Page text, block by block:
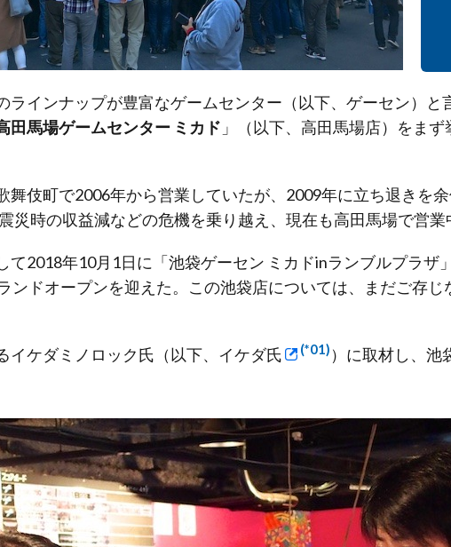
ラインナップが豊富なゲームセンター（以下、ゲーセン）と
田馬場ゲームセンター ミカド 」（以下、高田馬場店）をま
舞伎町で2006年から営業していたが、2009年に立ち退きを
災時の収益減などの危機を乗り越え、現在も高田馬場で営業
て2018年10月1日に「池袋ゲーセン ミカドinランブルプラザ
ンドオープンを迎えた。この池袋店については、まだご存じ
イケダミノロック氏（以下、イケダ氏 (*01) ）に取材し、池